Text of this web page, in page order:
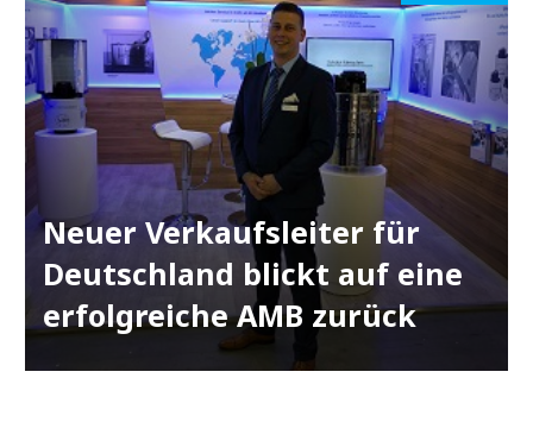
Neuer Verkaufsleiter für
Deutschland blickt auf eine
erfolgreiche AMB zurück